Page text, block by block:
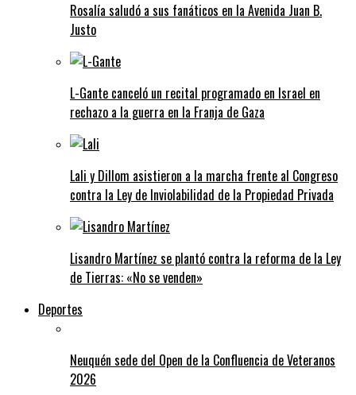
Rosalía saludó a sus fanáticos en la Avenida Juan B.
Justo
L-Gante canceló un recital programado en Israel en
rechazo a la guerra en la Franja de Gaza
Lali y Dillom asistieron a la marcha frente al Congreso
contra la Ley de Inviolabilidad de la Propiedad Privada
Lisandro Martínez se plantó contra la reforma de la Ley
de Tierras: «No se venden»
Deportes
Neuquén sede del Open de la Confluencia de Veteranos
2026